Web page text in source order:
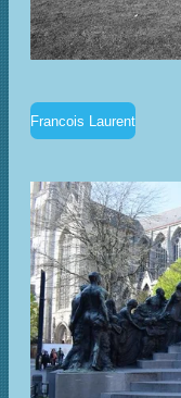
Francois Laurent